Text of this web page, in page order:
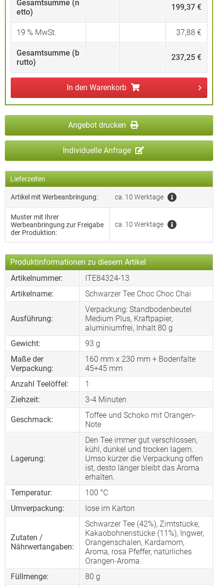
Gesamtsumme (n
etto)
199,37 €
19 % MwSt. 37,88 €
Gesamtsumme (b
rutto)
237,25 €
In den Warenkorb
Angebot drucken
Individuelle Anfrage
Lieferzeiten
Artikel mit Werbeanbringung: ca. 10 Werktage
Muster mit Ihrer
Werbeanbringung zur Freigabe
der Produktion:
ca. 10 Werktage
Produktinformationen zu diesem Artikel
Artikelnummer:
ITE84324-13
Artikelname:
Schwarzer Tee Choc Choc Chai
Ausführung:
Verpackung: Standbodenbeutel
Medium Plus, Kraftpapier,
aluminiumfrei, Inhalt 80 g
Gewicht:
93 g
Maße der
Verpackung:
160 mm x 230 mm + Bodenfalte
45+45 mm
Anzahl Teelöffel:
1
Ziehzeit:
3-4 Minuten
Geschmack:
Toffee und Schoko mit Orangen-
Note
Lagerung:
Den Tee immer gut verschlossen,
kühl, dunkel und trocken lagern.
Umso kürzer die Verpackung offen
ist, desto länger bleibt das Aroma
erhalten.
Temperatur:
100 °C
Umverpackung:
lose im Karton
Zutaten /
Nährwertangaben:
Schwarzer Tee (42%), Zimtstücke,
Kakaobohnenstücke (11%), Ingwer,
Orangenschalen, Kardamom,
Aroma, rosa Pfeffer, natürliches
Orangen-Aroma.
Füllmenge:
80 g